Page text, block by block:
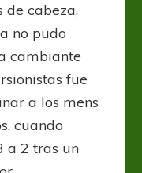
de cabeza,
no pudo
cambiante
fue
a los mens
cuando
a 2 tras un